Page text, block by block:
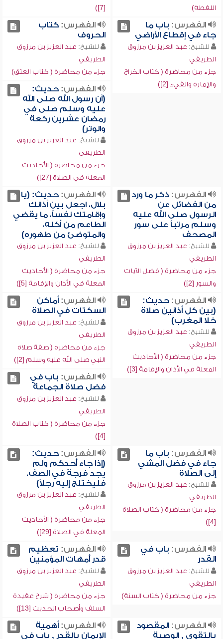
اللقطة)
[7])
الفهرس: باب ما
جاء في إقطاع الأراضي
للشيخ: عبد العزيز بن مرزوق
الطريفي
جزء من محاضرة ( كتاب الخراج
والإمارة والفيء [2])
الفهرس:كتاب
الحروف
للشيخ: عبد العزيز بن مرزوق
الطريفي
جزء من محاضرة ( كتاب العتق)
الفهرس:حديث:
(أن رسول الله صلى الله
عليه وسلم صلى في
رمضان عشرين ركعة
والوتر)
للشيخ: عبد العزيز بن مرزوق
الطريفي
جزء من محاضرة ( الأحاديث
المعلة في الصلاة [27])
الفهرس: ذكر ما ورد
من الفضائل عن
الرسول صلى الله عليه
وسلم مرتباً على سور
المصحف
للشيخ: عبد العزيز بن مرزوق
الطريفي
جزء من محاضرة ( فضل الآيات
والسور [2])
الفهرس:حديث: (يا
بلال، اجعل بين أذانك
وإقامتك نفساً، ما يقضي
الطاعم من أكله،
والمتوضئ من طهوره)
للشيخ: عبد العزيز بن مرزوق
الطريفي
جزء من محاضرة ( الأحاديث
المعلة في الأذان والإقامة [5])
الفهرس:حديث:
(بين كل أذانين صلاة
خلا المغرب)
للشيخ: عبد العزيز بن مرزوق
الطريفي
جزء من محاضرة ( الأحاديث
المعلة في الأذان والإقامة [3])
الفهرس:أماكن
السكتات في الصلاة
للشيخ: عبد العزيز بن مرزوق
الطريفي
جزء من محاضرة ( صفة صلاة
النبي صلى الله عليه وسلم [2])
الفهرس: باب في
فضل صلاة الجماعة
للشيخ: عبد العزيز بن مرزوق
الطريفي
جزء من محاضرة ( كتاب الصلاة
[4])
الفهرس: باب ما
جاء في فضل المشي
إلى الصلاة
للشيخ: عبد العزيز بن مرزوق
الطريفي
جزء من محاضرة ( كتاب الصلاة
[4])
الفهرس:حديث:
(إذا جاء أحدكم ولم
يجد فرجةً في الصف،
فليختلج إليه رجلاً)
للشيخ: عبد العزيز بن مرزوق
الطريفي
جزء من محاضرة ( الأحاديث
المعلة في الصلاة [29])
الفهرس: باب في
القدر
للشيخ: عبد العزيز بن مرزوق
الطريفي
جزء من محاضرة ( كتاب السنة)
الفهرس: تعظيم
قدر أمهات المؤمنين
للشيخ: عبد العزيز بن مرزوق
الطريفي
جزء من محاضرة ( شرح عقيدة
السلف وأصحاب الحديث [13])
الفهرس:المقصود
بالتقوى , الوصية
الفهرس:أهمية
الإيمان بالقدر , باب في